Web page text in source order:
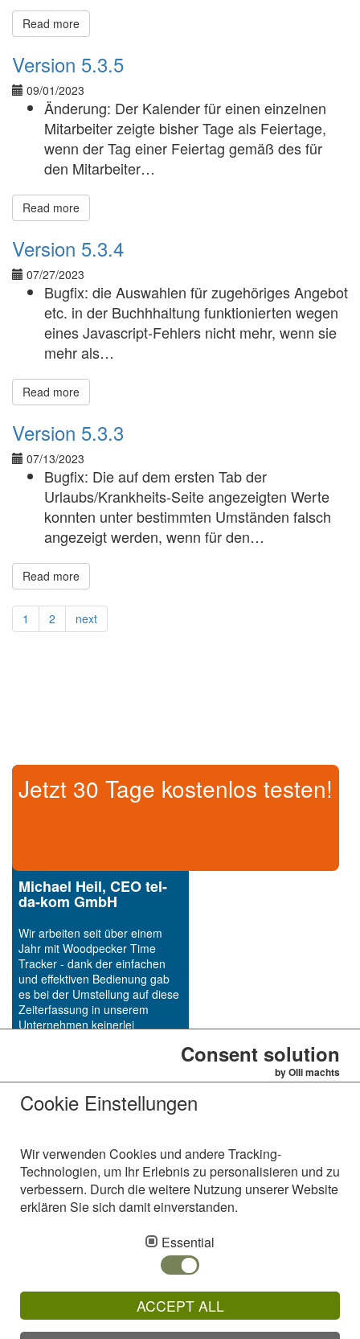
Read more
Version 5.3.5
09/01/2023
Änderung: Der Kalender für einen einzelnen
Mitarbeiter zeigte bisher Tage als Feiertage,
wenn der Tag einer Feiertag gemäß des für
den Mitarbeiter…
Read more
Version 5.3.4
07/27/2023
Bugfix: die Auswahlen für zugehöriges Angebot
etc. in der Buchhhaltung funktionierten wegen
eines Javascript-Fehlers nicht mehr, wenn sie
mehr als…
Read more
Version 5.3.3
07/13/2023
Bugfix: Die auf dem ersten Tab der
Urlaubs/Krankheits-Seite angezeigten Werte
konnten unter bestimmten Umständen falsch
angezeigt werden, wenn für den…
Read more
1 2 next
Jetzt 30 Tage kostenlos testen!
Michael Heil, CEO tel-
da-kom GmbH
Wir arbeiten seit über einem
Jahr mit Woodpecker Time
Tracker - dank der einfachen
und effektiven Bedienung gab
es bei der Umstellung auf diese
Zeiterfassung in unserem
Unternehmen keinerlei
kurzfristig reagierten und
unsere Änderungswünsche
AVS Alzinger & Vogel Softwareentwicklungs GmbH
Telefon: +49 (94 72) 91 12 - 0
Fax: +49 (94 72) 91 12 - 10
Email:
Consent solution
by Olli machts
Cookie Einstellungen
Wir verwenden Cookies und andere Tracking-
Technologien, um Ihr Erlebnis zu personalisieren und zu
verbessern. Durch die weitere Nutzung unserer Website
erklären Sie sich damit einverstanden.
Essential
ACCEPT ALL